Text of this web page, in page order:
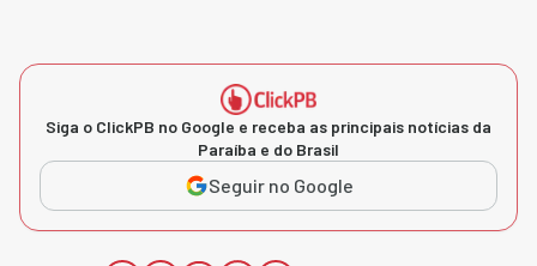
Siga o ClickPB no Google e receba as principais notícias da
Paraíba e do Brasil
Seguir no Google